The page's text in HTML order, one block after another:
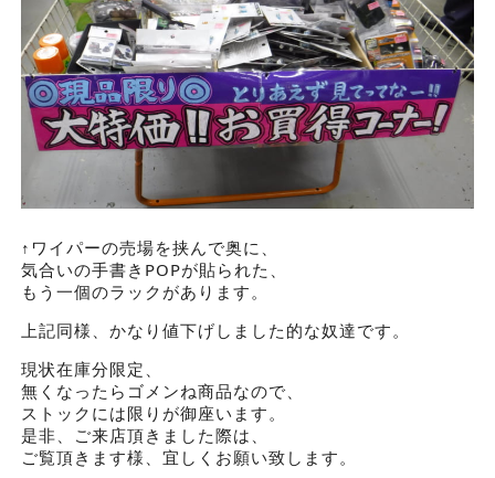
↑ワイパーの売場を挟んで奥に、
気合いの手書きPOPが貼られた、
もう一個のラックがあります。
上記同様、かなり値下げしました的な奴達です。
現状在庫分限定、
無くなったらゴメンね商品なので、
ストックには限りが御座います。
是非、ご来店頂きました際は、
ご覧頂きます様、宜しくお願い致します。